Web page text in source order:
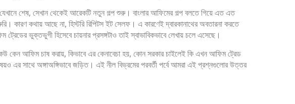
শেষ, সেখান থেকেই আরেকটি নতুন গল্প শুরু। বাংলার আফিমের গল্প বলতে গিয়ে এত এত
কারণ কথায় আছে না, হিস্টরি রিপিটস ইট সেলফ। এ কারণেই দ্বারকানাথের অবতারনা করতে
ভুক্তভুগী হিসেবে চায়নার প্রসঙ্গটাও তাই স্বাভাবিকভাবে লেখায় চলে এসেছে।
আফিম চাষ করায়, কিভাবে এর কেনাবেচা হয়, কোন সরকার চাইলেই কি এখন আফিম ট্রেড
এর সাথে অঙ্গাঅঙ্গিভাবে জড়িত। এই নীল বিভ্রমের পরবর্তী পর্বে আমরা এই প্রশ্নগুলোর উত্তর